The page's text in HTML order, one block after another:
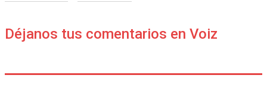
Déjanos tus comentarios en Voiz